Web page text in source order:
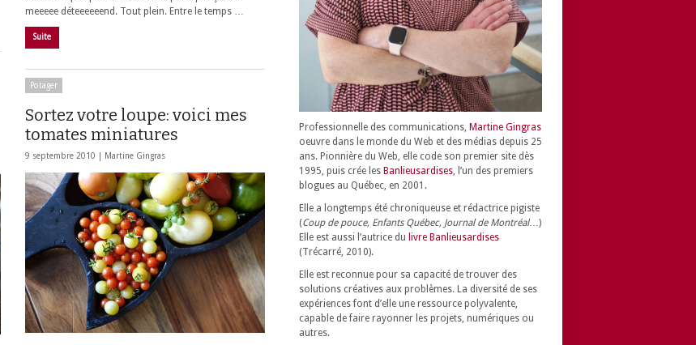
meeeee déteeeeeend. Tout plein. Entre le temps …
Suite
Potager
Sortez votre loupe: voici mes
tomates miniatures
9 septembre 2010 | Martine Gingras
Professionnelle des communications, Martine Gingras
oeuvre dans le monde du Web et des médias depuis 25
ans. Pionnière du Web, elle code son premier site dès
1995, puis crée les Banlieusardises , l’un des premiers
blogues au Québec, en 2001.
Elle a longtemps été chroniqueuse et rédactrice pigiste
(Coup de pouce, Enfants Québec, Journal de Montréal…)
Elle est aussi l’autrice du livre Banlieusardises
(Trécarré, 2010).
Elle est reconnue pour sa capacité de trouver des
solutions créatives aux problèmes. La diversité de ses
expériences font d’elle une ressource polyvalente,
capable de faire rayonner les projets, numériques ou
autres.